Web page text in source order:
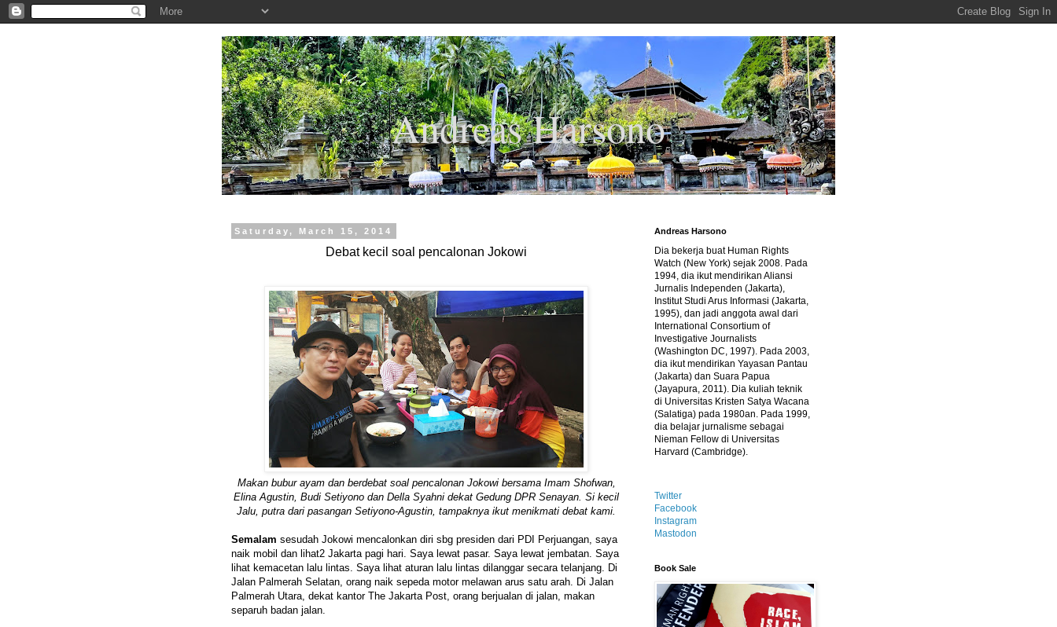
.
Andreas Harsono
Saturday, March 15, 2014
Debat kecil soal pencalonan Jokowi
Makan bubur ayam dan berdebat soal pencalonan Jokowi bersama Imam Shofwan,
Elina Agustin, Budi Setiyono dan Della Syahni dekat Gedung DPR Senayan. Si kecil
Jalu, putra dari pasangan Setiyono-Agustin, tampaknya ikut menikmati debat kami.
Semalam sesudah Jokowi mencalonkan diri sbg presiden dari PDI Perjuangan, saya
naik mobil dan lihat2 Jakarta pagi hari. Saya lewat pasar. Saya lewat jembatan. Saya
lihat kemacetan lalu lintas. Saya lihat aturan lalu lintas dilanggar secara telanjang. Di
Jalan Palmerah Selatan, orang naik sepeda motor melawan arus satu arah. Di Jalan
Palmerah Utara, dekat kantor The Jakarta Post, orang berjualan di jalan, makan
separuh badan jalan.
Andreas Harsono
Dia bekerja buat Human Rights
Watch (New York) sejak 2008. Pada
1994, dia ikut mendirikan Aliansi
Jurnalis Independen (Jakarta),
Institut Studi Arus Informasi (Jakarta,
1995), dan jadi anggota awal dari
International Consortium of
Investigative Journalists
(Washington DC, 1997). Pada 2003,
dia ikut mendirikan Yayasan Pantau
(Jakarta) dan Suara Papua
(Jayapura, 2011). Dia kuliah teknik
di Universitas Kristen Satya Wacana
(Salatiga) pada 1980an. Pada 1999,
dia belajar jurnalisme sebagai
Nieman Fellow di Universitas
Harvard (Cambridge).
Twitter
Facebook
Instagram
Mastodon
Book Sale